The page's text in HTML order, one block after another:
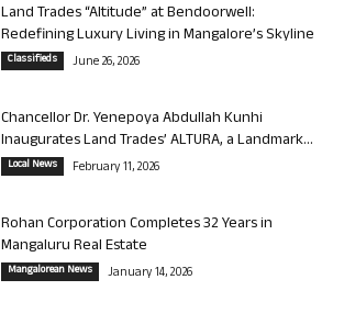
Land Trades “Altitude” at Bendoorwell:
Redefining Luxury Living in Mangalore’s Skyline
Classifieds June 26, 2026
Chancellor Dr. Yenepoya Abdullah Kunhi
Inaugurates Land Trades’ ALTURA, a Landmark...
Local News February 11, 2026
Rohan Corporation Completes 32 Years in
Mangaluru Real Estate
Mangalorean News January 14, 2026